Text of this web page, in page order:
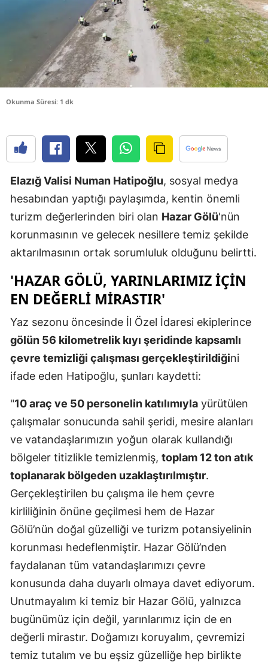
Çankırı
Çorum
Denizli
Diyarbakır
Erzincan
Erzurum
Eskişehir
Gaziantep
Giresun
Gümüşhane
Hatay
Isparta
İstanbul
İzmir
Kars
Kırşehir
Konya
Kütahya
Malatya
Okunma Süresi: 1 dk
Elazığ Valisi Numan Hatipoğlu, sosyal medya
hesabından yaptığı paylaşımda, kentin önemli
turizm değerlerinden biri olan Hazar Gölü'nün
korunmasının ve gelecek nesillere temiz şekilde
aktarılmasının ortak sorumluluk olduğunu belirtti.
'HAZAR GÖLÜ, YARINLARIMIZ İÇİN
EN DEĞERLİ MİRASTIR'
Yaz sezonu öncesinde İl Özel İdaresi ekiplerince
gölün 56 kilometrelik kıyı şeridinde kapsamlı
çevre temizliği çalışması gerçekleştirildiğini
ifade eden Hatipoğlu, şunları kaydetti:
"10 araç ve 50 personelin katılımıyla yürütülen
çalışmalar sonucunda sahil şeridi, mesire alanları
ve vatandaşlarımızın yoğun olarak kullandığı
bölgeler titizlikle temizlenmiş, toplam 12 ton atık
toplanarak bölgeden uzaklaştırılmıştır.
Gerçekleştirilen bu çalışma ile hem çevre
kirliliğinin önüne geçilmesi hem de Hazar
Gölü’nün doğal güzelliği ve turizm potansiyelinin
korunması hedeflenmiştir. Hazar Gölü’nden
faydalanan tüm vatandaşlarımızı çevre
konusunda daha duyarlı olmaya davet ediyorum.
Unutmayalım ki temiz bir Hazar Gölü, yalnızca
bugünümüz için değil, yarınlarımız için de en
değerli mirastır. Doğamızı koruyalım, çevremizi
temiz tutalım ve bu eşsiz güzelliğe hep birlikte